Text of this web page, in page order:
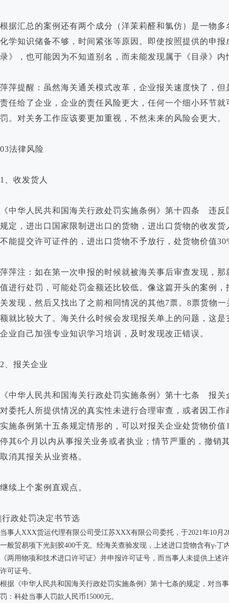
根据汇总的案例还有两个成分（洋茉莉醛和氯仿）是一物多
化学知识储备不够，时间紧张等原因。即使按照提供的申报
录》，也可能因为不知道别名，而未能发现属于《目录》内
萍萍提醒：虽然海关通关模式改革，企业报关速度快了，但
责任给了企业，企业的责任风险更大，任何一个细小环节就
罚。对关务工作应该要更加重视，不然未来的风险会更大。
03法律风险
1、收发货人
《中华人民共和国海关行政处罚实施条例》第十四条 违反
规定，进出口国家限制进出口的货物，进出口货物的收发货
不能提交许可证件的，进出口货物不予放行，处货物价值
萍萍注：如在第一次申报的时候就被海关事后审查发现，那
值进行处罚，可能处罚金额还比较低。像这篇开头的案例，
关发现，然后又找出了之前相同情况的其他7票。8票货物
额就比较大了。海关什么时候会发现报关单上的问题，这是
企业自己加强专业知识学习培训，及时发现改正错误。
2、报关企业
《中华人民共和国海关行政处罚实施条例》第十七条 报关
对委托人所提供情况的真实性未进行合理审查，或者因工作
实施条例第十五条规定情形的，可以对报关企业处货物价值
停其6个月以内从事报关业务或者执业；情节严重的，撤销
取消其报关从业资格。
继续上个案例直观点。
|行政处罚决定书节选
当事人XXX货运代理有限公司受江苏XXX有限公司委托，于2021年10月
一般贸易项下光刻胶400千克。经海关查验发现，上述进口货物含有γ-丁
《两用物项和技术进口许可证》并申报许可证号，而当事人未提供上述
许可证号。
根据《中华人民共和国海关行政处罚实施条例》第十七条的规定，对当
罚：科处当事人罚款人民币15000元。